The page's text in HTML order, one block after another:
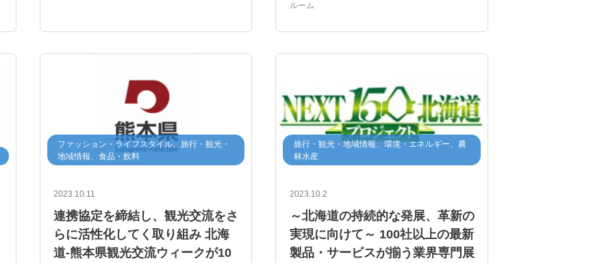
北海道
ルーム
ファッション・ライフスタイル、旅行・観光・
地域情報、食品・飲料
2023.10.11
連携協定を締結し、観光交流をさ
らに活性化してく取り組み 北海
道-熊本県観光交流ウィークが10
旅行・観光・地域情報、環境・エネルギー、農
林水産
2023.10.2
～北海道の持続的な発展、革新の
実現に向けて～ 100社以上の最新
製品・サービスが揃う業界専門展